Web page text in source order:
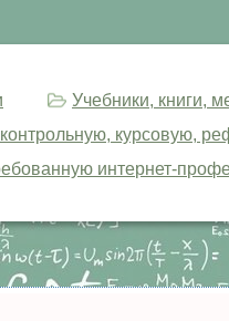
Учебники, книги,
контрольную, курсовую,
интернет-